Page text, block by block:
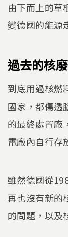
由下而上的草
變德國的能源
過去的核
到底用過核燃
國家，都傷透
的最終處置廠
電廠內自行存
雖然德國從
再也沒有新的
的問題，以及